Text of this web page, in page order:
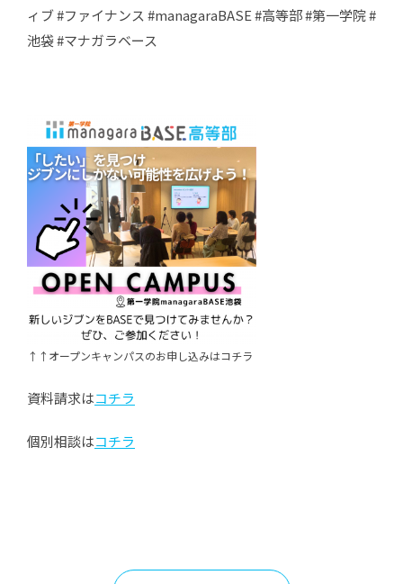
ィブ #ファイナンス #managaraBASE #高等部 #第一学院 #
池袋 #マナガラベース
↑↑オープンキャンパスのお申し込みはコチラ
資料請求はコチラ
個別相談はコチラ